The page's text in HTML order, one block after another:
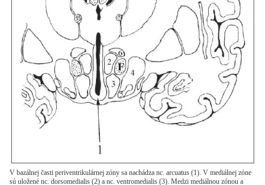
V bazálnej časti periventrikulárnej zóny sa nachádza nc. arcuatus (1). V mediálnej zóne
sú uložené nc. dorsomedialis (2) a nc. ventromedialis (3). Medzi mediálnou zónou a